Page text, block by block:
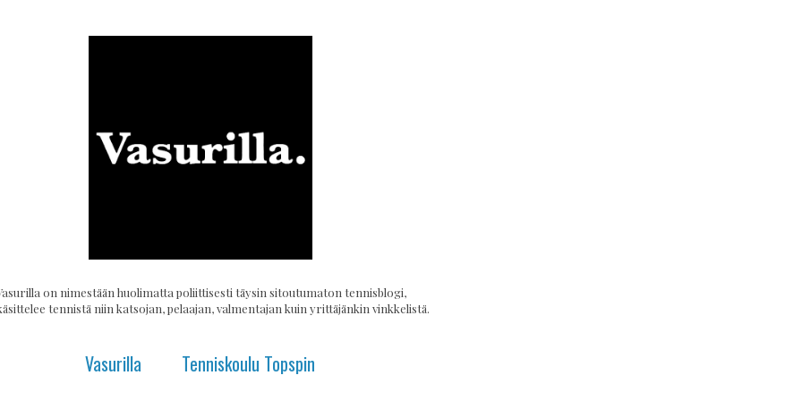
on nimestään huolimatta poliittisesti täysin sitoutumaton tennisblogi,
tennistä niin katsojan, pelaajan, valmentajan kuin yrittäjänkin vinkkelistä.
Vasurilla Tenniskoulu Topspin